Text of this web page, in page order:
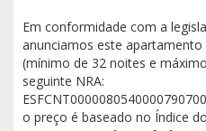
Em conformidade com a
anunciamos este
(mínimo de 32 noites e
seguinte NRA:
o preço é baseado no Índice